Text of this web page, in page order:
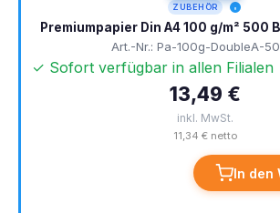
ZUBEHÖR
Premiumpapier Din A4 100 g/m² 500
Art.-Nr.: Pa-100g-DoubleA-
✓ Sofort verfügbar in allen Filialen
13,49 €
inkl. MwSt.
11,34 € netto
In den